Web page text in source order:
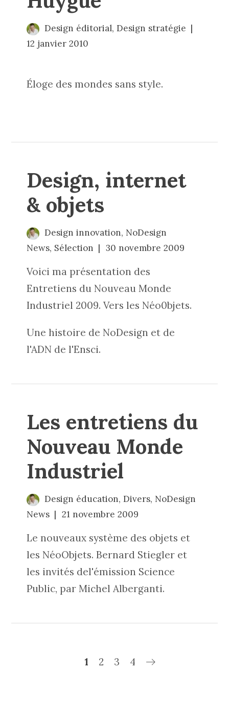
Design éditorial, Design stratégie
12 janvier 2010
Éloge des mondes sans style.
Design, internet
& objets
Design innovation, NoDesign
News, Sélection 30 novembre 2009
Voici ma présentation des
Entretiens du Nouveau Monde
Industriel 2009. Vers les Néo0bjets.
Une histoire de NoDesign et de
l'ADN de l'Ensci.
Les entretiens du
Nouveau Monde
Industriel
Design éducation, Divers, NoDesign
News
21 novembre 2009
Le nouveaux système des objets et
les NéoObjets. Bernard Stiegler et
les invités del'émission Science
Public, par Michel Alberganti.
1 2 3 4